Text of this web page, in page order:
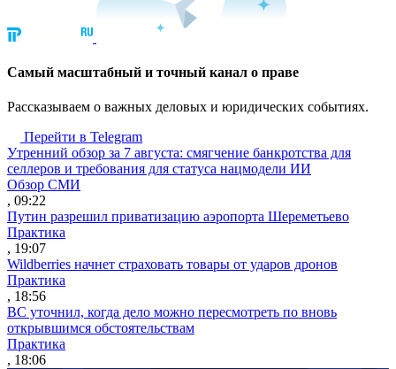
Cамый масштабный и точный канал о праве
Рассказываем о важных деловых и юридических событиях.
Перейти в Telegram
Утренний обзор за 7 августа: смягчение банкротства для
селлеров и требования для статуса нацмодели ИИ
Обзор СМИ
, 09:22
Путин разрешил приватизацию аэропорта Шереметьево
Практика
, 19:07
Wildberries начнет страховать товары от ударов дронов
Практика
, 18:56
ВС уточнил, когда дело можно пересмотреть по вновь
открывшимся обстоятельствам
Практика
, 18:06